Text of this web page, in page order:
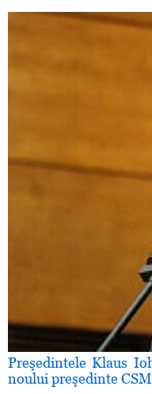
Preşedintele Klaus
noului preşedinte CSM